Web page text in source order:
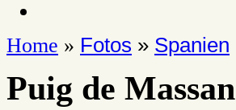
Home » Fotos » Spanien
Puig de